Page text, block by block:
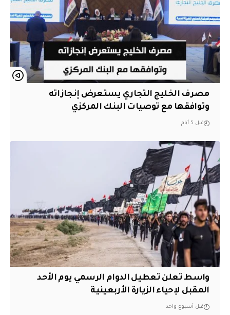
مصرف الخليج التجاري يستعرض إنجازاته
وتوافقها مع توصيات البنك المركزي
قبل 5 أيام
واسط تعلن تعطيل الدوام الرسمي يوم الأحد
المقبل لإحياء الزيارة الأربعينية
قبل أسبوع واحد